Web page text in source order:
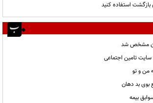
بازگشت استفاده کنید
مشخص شد
تامین اجتماعی
من و تو
بیمه